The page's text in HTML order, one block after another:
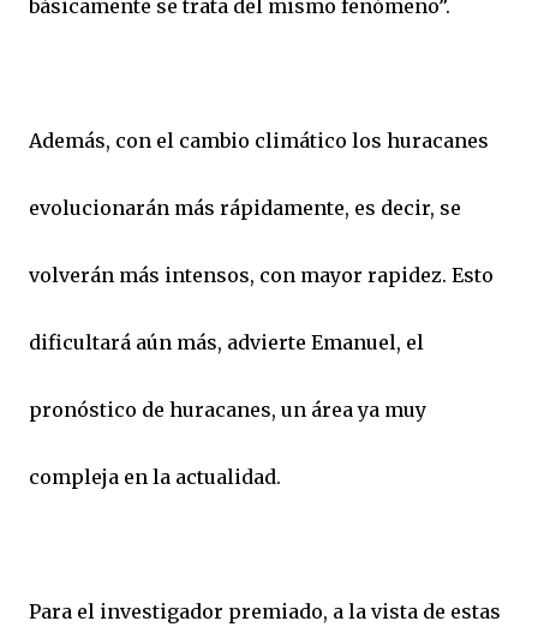
básicamente se trata del mismo fenómeno”.
Además, con el cambio climático los huracanes
evolucionarán más rápidamente, es decir, se
volverán más intensos, con mayor rapidez. Esto
dificultará aún más, advierte Emanuel, el
pronóstico de huracanes, un área ya muy
compleja en la actualidad.
Para el investigador premiado, a la vista de estas